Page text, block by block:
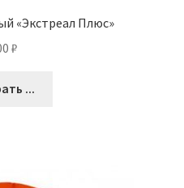
«Экстреал Плюс»
₽
...